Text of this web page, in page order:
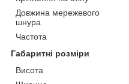
Довжина мережевого
шнура
Частота
Габаритні розміри
Висота